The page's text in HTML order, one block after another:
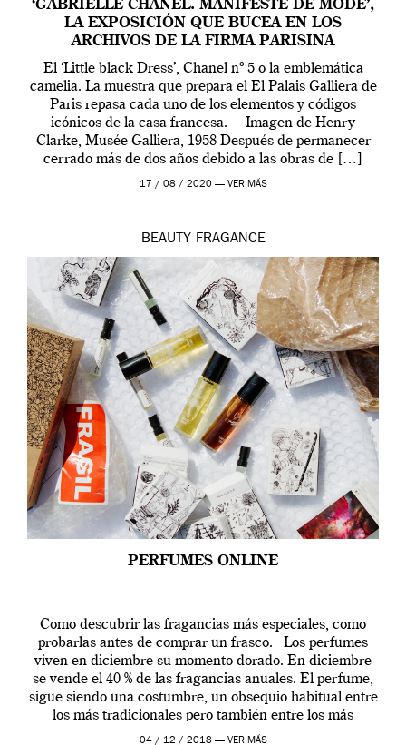
‘GABRIELLE CHANEL. MANIFESTE DE MODE’,
LA EXPOSICIÓN QUE BUCEA EN LOS
ARCHIVOS DE LA FIRMA PARISINA
El ‘Little black Dress’, Chanel nº 5 o la emblemática
camelia. La muestra que prepara el El Palais Galliera de
Paris repasa cada uno de los elementos y códigos
icónicos de la casa francesa. Imagen de Henry
Clarke, Musée Galliera, 1958 Después de permanecer
cerrado más de dos años debido a las obras de […]
17 / 08 / 2020 — VER MÁS
BEAUTY FRAGANCE
PERFUMES ONLINE
Como descubrir las fragancias más especiales, como
probarlas antes de comprar un frasco. Los perfumes
viven en diciembre su momento dorado. En diciembre
se vende el 40 % de las fragancias anuales. El perfume,
sigue siendo una costumbre, un obsequio habitual entre
los más tradicionales pero también entre los más
modernos. Estos días ha […]
04 / 12 / 2018 — VER MÁS